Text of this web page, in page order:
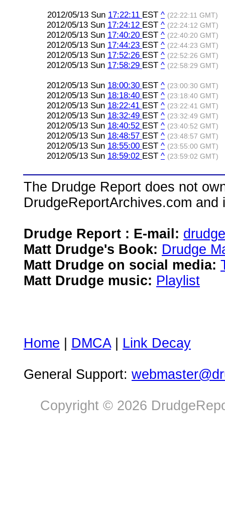
2012/05/13 Sun 17:22:11 EST ^ (22:22:11 GMT)
2012/05/13 Sun 17:24:12 EST ^ (22:24:12 GMT)
2012/05/13 Sun 17:40:20 EST ^ (22:40:20 GMT)
2012/05/13 Sun 17:44:23 EST ^ (22:44:23 GMT)
2012/05/13 Sun 17:52:26 EST ^ (22:52:26 GMT)
2012/05/13 Sun 17:58:29 EST ^ (22:58:29 GMT)
2012/05/13 Sun 18:00:30 EST ^ (23:00:30 GMT)
2012/05/13 Sun 18:18:40 EST ^ (23:18:40 GMT)
2012/05/13 Sun 18:22:41 EST ^ (23:22:41 GMT)
2012/05/13 Sun 18:32:49 EST ^ (23:32:49 GMT)
2012/05/13 Sun 18:40:52 EST ^ (23:40:52 GMT)
2012/05/13 Sun 18:48:57 EST ^ (23:48:57 GMT)
2012/05/13 Sun 18:55:00 EST ^ (23:55:00 GMT)
2012/05/13 Sun 18:59:02 EST ^ (23:59:02 GMT)
The Drudge Report does not
DrudgeReportArchives.com
Drudge Report : E-mail:
Matt Drudge's Book: Drudge
Matt Drudge on social media:
Matt Drudge music: Playlist
Home DMCA| Link Decay
General Support:
Copyright © 2026